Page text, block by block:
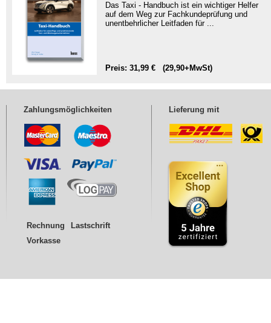
Das Taxi - Handbuch ist ein wichtiger Helfer
auf dem Weg zur Fachkundeprüfung und
unentbehrlicher Leitfaden für ...
Preis: 31,99 € (29,90+MwSt)
Zahlungsmöglichkeiten
Rechnung
Lastschrift
Vorkasse
Lieferung mit